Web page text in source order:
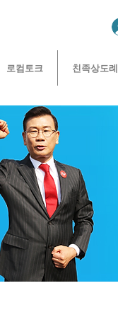
로컴토크 친족상도례